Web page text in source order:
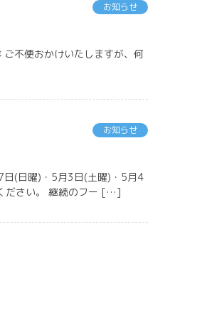
お知らせ
不便おかけいたしますが、何
お知らせ
(日曜)・5月3日(土曜)・5月4
ださい。 継続のフー […]